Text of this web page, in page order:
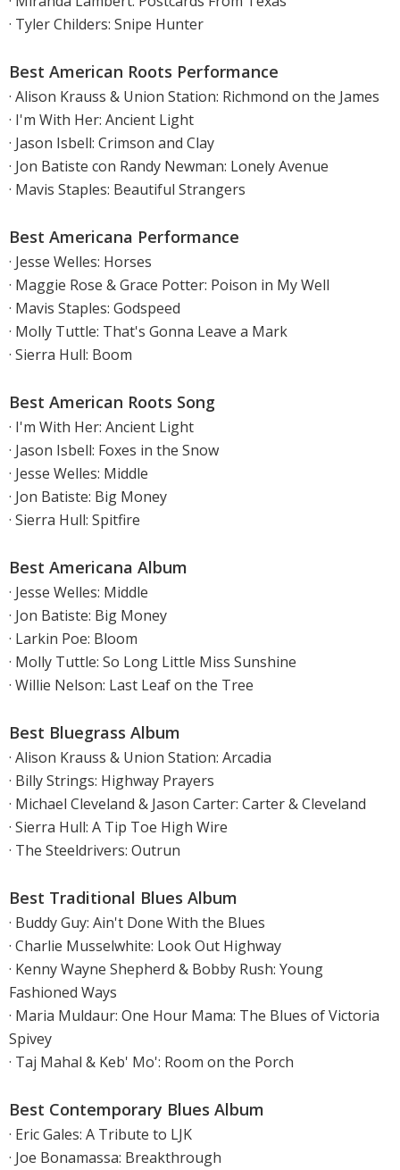
· Tyler Childers: Snipe Hunter
Best American Roots Performance
· Alison Krauss & Union Station: Richmond on the James
· I'm With Her: Ancient Light
· Jason Isbell: Crimson and Clay
· Jon Batiste con Randy Newman: Lonely Avenue
· Mavis Staples: Beautiful Strangers
Best Americana Performance
· Jesse Welles: Horses
· Maggie Rose & Grace Potter: Poison in My Well
· Mavis Staples: Godspeed
· Molly Tuttle: That's Gonna Leave a Mark
· Sierra Hull: Boom
Best American Roots Song
· I'm With Her: Ancient Light
· Jason Isbell: Foxes in the Snow
· Jesse Welles: Middle
· Jon Batiste: Big Money
· Sierra Hull: Spitfire
Best Americana Album
· Jesse Welles: Middle
· Jon Batiste: Big Money
· Larkin Poe: Bloom
· Molly Tuttle: So Long Little Miss Sunshine
· Willie Nelson: Last Leaf on the Tree
Best Bluegrass Album
· Alison Krauss & Union Station: Arcadia
· Billy Strings: Highway Prayers
· Michael Cleveland & Jason Carter: Carter & Cleveland
· Sierra Hull: A Tip Toe High Wire
· The Steeldrivers: Outrun
Best Traditional Blues Album
· Buddy Guy: Ain't Done With the Blues
· Charlie Musselwhite: Look Out Highway
· Kenny Wayne Shepherd & Bobby Rush: Young
Fashioned Ways
· Maria Muldaur: One Hour Mama: The Blues of Victoria
Spivey
· Taj Mahal & Keb' Mo': Room on the Porch
Best Contemporary Blues Album
· Eric Gales: A Tribute to LJK
· Joe Bonamassa: Breakthrough